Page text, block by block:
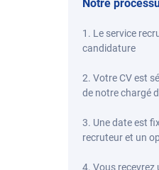
Notre
1. Le service
candidature
2. Votre CV est
de notre chargé
3. Une date est
recruteur et un
4. Vous recevrez